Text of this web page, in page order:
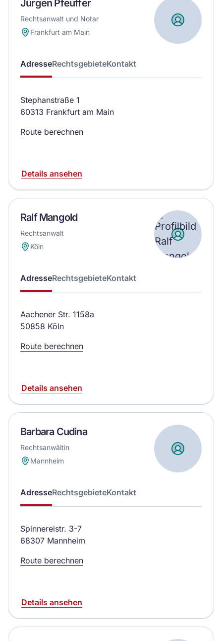
Jürgen Pfeuffer
Rechtsanwalt und Notar
Frankfurt am Main
AdresseRechtsgebieteKontakt
Stephanstraße 1
60313 Frankfurt am Main
Route berechnen
Details ansehen
Ralf Mangold
Rechtsanwalt
Köln
AdresseRechtsgebieteKontakt
Aachener Str. 1158a
50858 Köln
Route berechnen
Details ansehen
Barbara Cudina
Rechtsanwältin
Mannheim
AdresseRechtsgebieteKontakt
Spinnereistr. 3-7
68307 Mannheim
Route berechnen
Details ansehen